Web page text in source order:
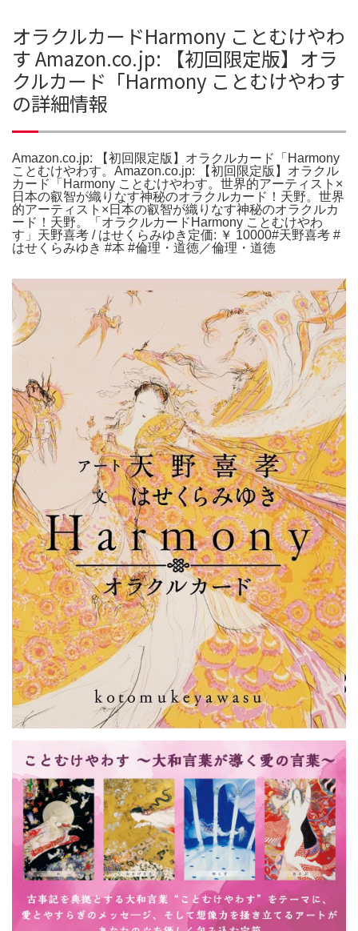
オラクルカードHarmony ことむけやわ
す Amazon.co.jp: 【初回限定版】オラ
クルカード「Harmony ことむけやわす
の詳細情報
Amazon.co.jp: 【初回限定版】オラクルカード「Harmony
ことむけやわす。Amazon.co.jp: 【初回限定版】オラクル
カード「Harmony ことむけやわす。世界的アーティスト×
日本の叡智が織りなす神秘のオラクルカード！天野。世界
的アーティスト×日本の叡智が織りなす神秘のオラクルカ
ード！天野。「オラクルカードHarmony ことむけやわ
す」天野喜考 / はせくらみゆき定価: ￥ 10000#天野喜考 #
はせくらみゆき #本 #倫理・道徳／倫理・道徳